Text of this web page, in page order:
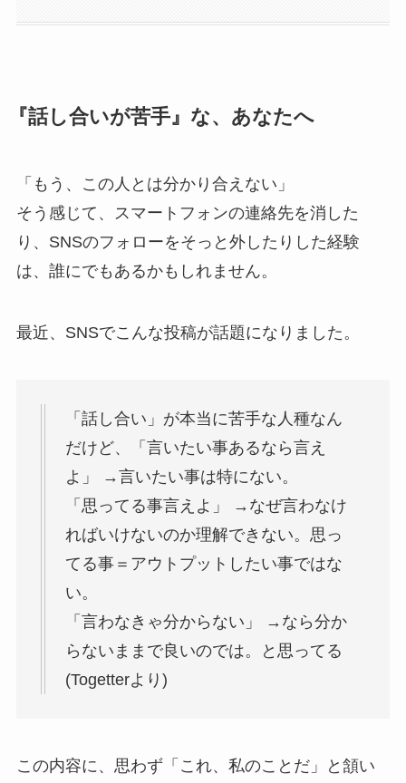
『話し合いが苦手』な、あなたへ
「もう、この人とは分かり合えない」
そう感じて、スマートフォンの連絡先を消した
り、SNSのフォローをそっと外したりした経験
は、誰にでもあるかもしれません。
最近、SNSでこんな投稿が話題になりました。
「話し合い」が本当に苦手な人種なん
だけど、「言いたい事あるなら言え
よ」 →言いたい事は特にない。
「思ってる事言えよ」 →なぜ言わなけ
ればいけないのか理解できない。思っ
てる事＝アウトプットしたい事ではな
い。
「言わなきゃ分からない」 →なら分か
らないままで良いのでは。と思ってる
(Togetterより)
この内容に、思わず「これ、私のことだ」と頷い